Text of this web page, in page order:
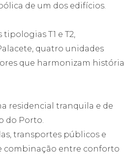
de um dos edifícios.
T1 e T2,
quatro unidades
que harmonizam história
residencial tranquila e de
do Porto.
transportes públicos e
combinação entre conforto